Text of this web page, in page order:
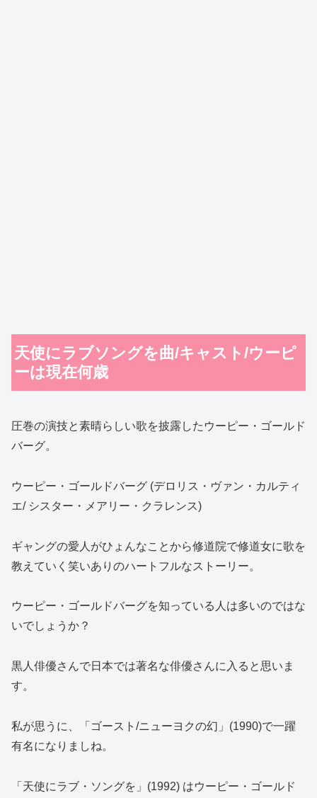
天使にラブソングを曲/キャスト/ウーピ
ーは現在何歳
圧巻の演技と素晴らしい歌を披露したウーピー・ゴールド
バーグ。
ウーピー・ゴールドバーグ (デロリス・ヴァン・カルティ
エ/ シスター・メアリー・クラレンス)
ギャングの愛人がひょんなことから修道院で修道女に歌を
教えていく笑いありのハートフルなストーリー。
ウーピー・ゴールドバーグを知っている人は多いのではな
いでしょうか？
黒人俳優さんで日本では著名な俳優さんに入ると思いま
す。
私が思うに、「ゴースト/ニューヨクの幻」(1990)で一躍
有名になりましね。
「天使にラブ・ソングを」(1992) はウーピー・ゴールド